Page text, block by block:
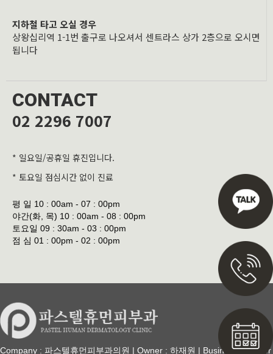
지하철 타고 오실 경우
상왕십리역 1-1번 출구로 나오셔서 센트라스 상가 2층으로 오시면
됩니다
CONTACT
02 2296 7007
* 일요일/공휴일 휴진입니다.
* 토요일 점심시간 없이 진료
평 일 10 : 00am - 07 : 00pm
야간(화, 목) 10 : 00am - 08 : 00pm
토요일 09 : 30am - 03 : 00pm
점 심 01 : 00pm - 02 : 00pm
Company : 파스텔휴먼피부과의원 | Owner : 하재원 | Business Number